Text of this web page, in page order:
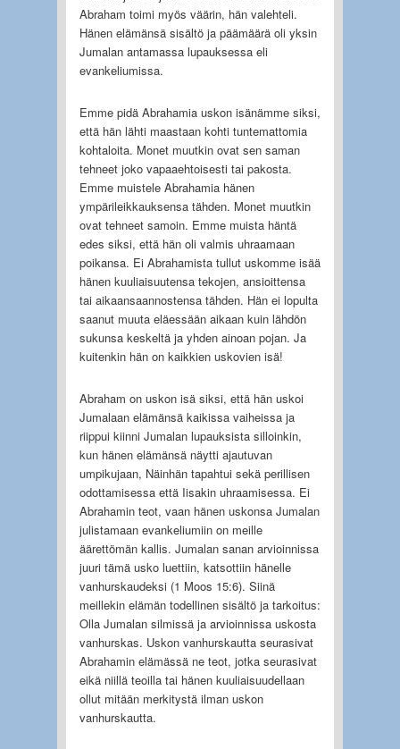
Abraham toimi myös väärin, hän valehteli.
Hänen elämänsä sisältö ja päämäärä oli yksin
Jumalan antamassa lupauksessa eli
evankeliumissa.
Emme pidä Abrahamia uskon isänämme siksi,
että hän lähti maastaan kohti tuntemattomia
kohtaloita. Monet muutkin ovat sen saman
tehneet joko vapaaehtoisesti tai pakosta.
Emme muistele Abrahamia hänen
ympärileikkauksensa tähden. Monet muutkin
ovat tehneet samoin. Emme muista häntä
edes siksi, että hän oli valmis uhraamaan
poikansa. Ei Abrahamista tullut uskomme isää
hänen kuuliaisuutensa tekojen, ansioittensa
tai aikaansaannostensa tähden. Hän ei lopulta
saanut muuta eläessään aikaan kuin lähdön
sukunsa keskeltä ja yhden ainoan pojan. Ja
kuitenkin hän on kaikkien uskovien isä!
Abraham on uskon isä siksi, että hän uskoi
Jumalaan elämänsä kaikissa vaiheissa ja
riippui kiinni Jumalan lupauksista silloinkin,
kun hänen elämänsä näytti ajautuvan
umpikujaan, Näinhän tapahtui sekä perillisen
odottamisessa että Iisakin uhraamisessa. Ei
Abrahamin teot, vaan hänen uskonsa Jumalan
julistamaan evankeliumiin on meille
äärettömän kallis. Jumalan sanan arvioinnissa
juuri tämä usko luettiin, katsottiin hänelle
vanhurskaudeksi (1 Moos 15:6). Siinä
meillekin elämän todellinen sisältö ja tarkoitus:
Olla Jumalan silmissä ja arvioinnissa uskosta
vanhurskas. Uskon vanhurskautta seurasivat
Abrahamin elämässä ne teot, jotka seurasivat
eikä niillä teoilla tai hänen kuuliaisuudellaan
ollut mitään merkitystä ilman uskon
vanhurskautta.